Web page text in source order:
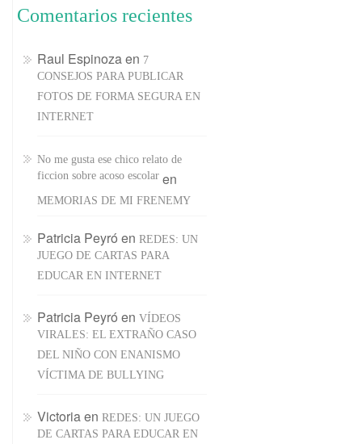
Comentarios recientes
Raul Espinozaen 7
CONSEJOS PARA PUBLICAR
FOTOS DE FORMA SEGURA EN
INTERNET
No me gusta ese chico relato de
ficcion sobre acoso escolaren
MEMORIAS DE MI FRENEMY
Patricia Peyró en REDES: UN
JUEGO DE CARTAS PARA
EDUCAR EN INTERNET
Patricia Peyró en VÍDEOS
VIRALES: EL EXTRAÑO CASO
DEL NIÑO CON ENANISMO
VÍCTIMA DE BULLYING
Victoriaen REDES: UN JUEGO
DE CARTAS PARA EDUCAR EN